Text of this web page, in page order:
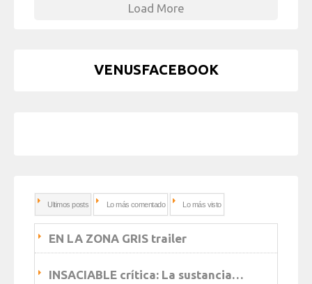
Load More
VENUSFACEBOOK
Ultimos posts Lo más comentado Lo más visto
EN LA ZONA GRIS trailer
INSACIABLE crítica: La sustancia…